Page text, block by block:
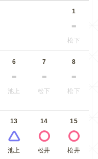
1
松下
6
池上
7
松下
8
松下
13
池上
14
松井
15
松井